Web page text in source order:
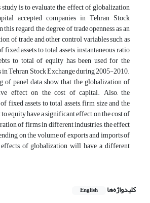
is to evaluate the effect of globalization
accepted companies in Tehran Stock
regard, the degree of trade openness as an
of trade and other control variables such as
assets to total assets, instantaneous ratio
to total of equity has been used for the
in Tehran Stock Exchange during 2005-2010.
of panel data show that the globalization of
effect on the cost of capital. Also, the
fixed assets to total assets, firm size and the
equity have a significant effect on the cost of
of firms in different industries, the effect
on the volume of exports and imports of
effects of globalization will have a different
کلیدواژه‌ها English